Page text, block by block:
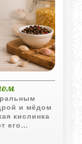
и мёдом
кислинка
его
погоду.